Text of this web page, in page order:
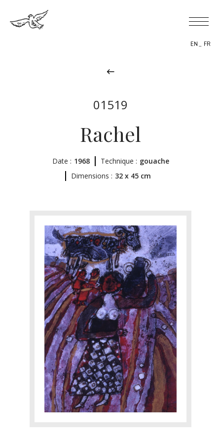
Yourra!
BIOGRAPHIE
THÈMES
L’OEUVRE
TOBIASSE INTIME
EXPERTISE
CATALOGUE RAISONNÉ
E-SHOP
CONTACT
EN FR
01519
Rachel
Date : 1968 Technique : gouache
Dimensions : 32 x 45 cm